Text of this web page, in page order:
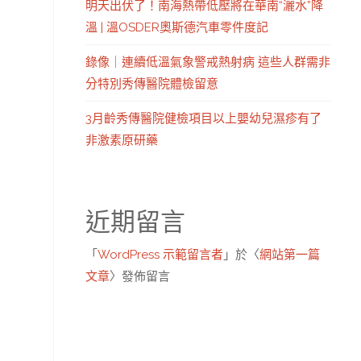
明天出伏了！南海熱帶低壓將在華南“灑水”降
溫 | 溫OSDER奧斯德汽車零件度記
錄像｜連續低溫氣象警戒熱射病 這些人群需非
分特別秀傳醫院體檢留意
3月齡秀傳醫院健檢項目以上嬰幼兒濕疹有了
非激素原研藥
近期留言
「 WordPress 示範留言者 」於〈網站第一篇
文章〉發佈留言